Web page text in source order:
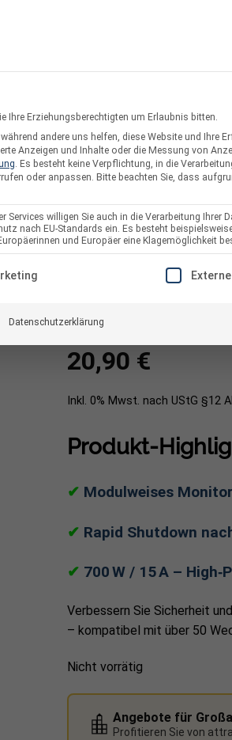
Fassade Unterkonstruktion
Tigo TS4-A-S –
PV Module
20,90 €
Inkl. 0% Mwst. nach UStG §12
Produkt-
✔ Modulweises
✔ Rapid Shutdown
✔ 700 W / 15 A –
Verbessern Sie Sicherheit
– kompatibel mit über 50
Nicht vorrätig
Angebote für
Profitieren Sie von
Ihre Erziehungsberechtigten um Erlaubnis bitten.
andere uns helfen, diese Website und Ihre
Anzeigen und Inhalte oder die Messung von
. Es besteht keine Verpflichtung, in die
oder anpassen. Bitte beachten Sie, dass
willigen Sie auch in die Verarbeitung Ihrer
nach EU-Standards ein. Es besteht
und Europäer eine Klagemöglichkeit
WERDEN KANN. DIE ERSTE
Datenschutzerklärung